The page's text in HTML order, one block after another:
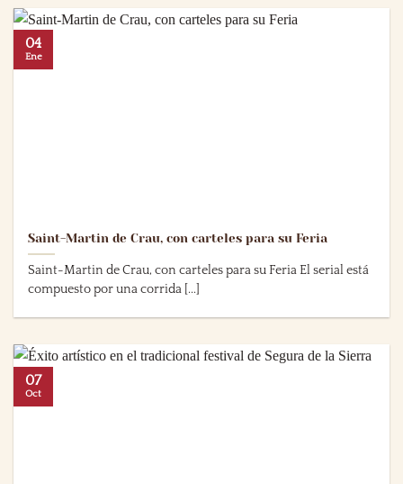
Saint-Martin de Crau, con carteles para su Feria
Saint-Martin de Crau, con carteles para su Feria El serial está
compuesto por una corrida [...]
04
Ene
07
Oct